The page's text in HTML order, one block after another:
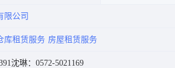
限公司
库租赁服务 房屋租赁服务
沈琳：0572-5021169